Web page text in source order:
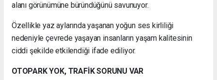
alanı görünümüne büründüğünü savunuyor.
Özellikle yaz aylarında yaşanan yoğun ses kirliliği
nedeniyle çevrede yaşayan insanların yaşam kalitesinin
ciddi şekilde etkilendiği ifade ediliyor.
OTOPARK YOK, TRAFİK SORUNU VAR